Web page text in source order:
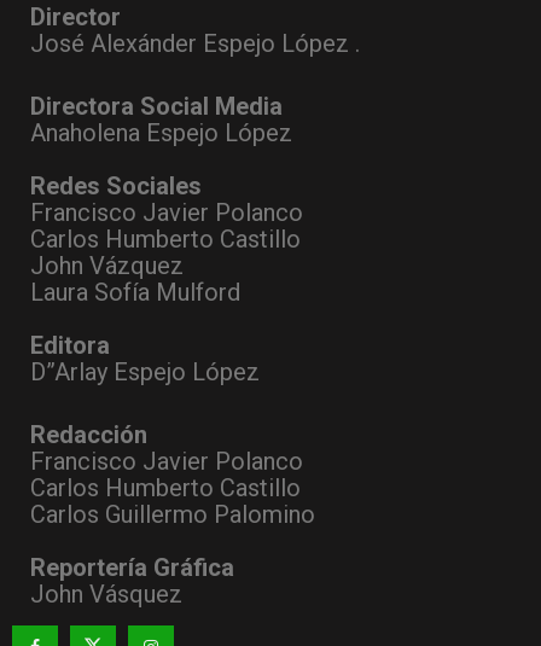
Director
José Alexánder Espejo López .
Directora Social Media
Anaholena Espejo López
Redes Sociales
Francisco Javier Polanco
Carlos Humberto Castillo
John Vázquez
Laura Sofía Mulford
Editora
D”Arlay Espejo López
Redacción
Francisco Javier Polanco
Carlos Humberto Castillo
Carlos Guillermo Palomino
Reportería Gráfica
John Vásquez